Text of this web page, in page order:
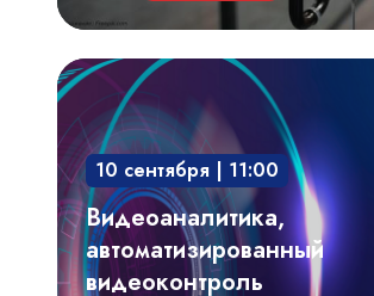
Видеоаналитика,
автоматизированный
видеоконтроль
технологических
процессов,
производственных
регламентов
10 сентября | 11:00
Видеоаналитика,
автоматизированный
видеоконтроль